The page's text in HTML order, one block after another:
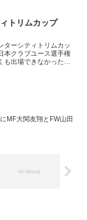
ツのア...
トリムカップ
ターシティトリムカッ
本クラブユース選手権
も出場できなかったチ
MF大関友翔とFW山田